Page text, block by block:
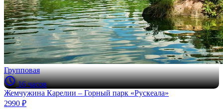
Групповая
16 часов
Жемчужина Карелии – Горный парк «Рускеала»
2990 ₽